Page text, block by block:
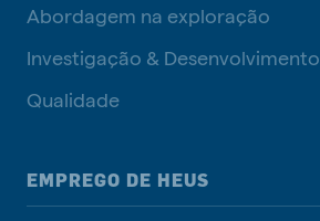
Abordagem na exploração
Investigação & Desenvolvimento
Qualidade
EMPREGO DE HEUS